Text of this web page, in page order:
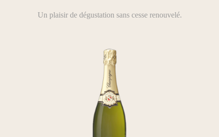
Un plaisir de dégustation sans cesse renouvelé.